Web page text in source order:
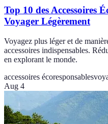
Top 10 des Accessoires
Voyager Légèrement
Voyagez plus léger et de
accessoires indispensables.
en explorant le monde.
accessoires écoresponsables
Aug 4